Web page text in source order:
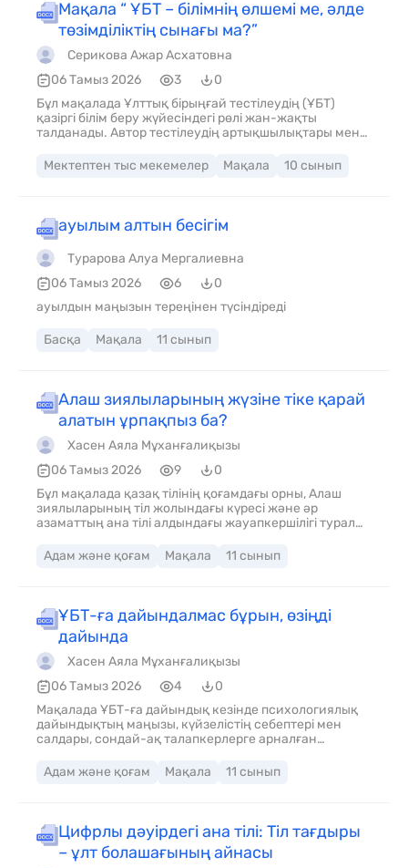
Мақала “ ҰБТ – білімнің өлшемі ме, әлде
төзімділіктің сынағы ма?”
Серикова Ажар Асхатовна
06 Тамыз 2026
3
0
Бұл мақалада Ұлттық бірыңғай тестілеудің (ҰБТ)
қазіргі білім беру жүйесіндегі рөлі жан-жақты
талданады. Автор тестілеудің артықшылықтары мен
оқушылардың психологиялық төзімділігін де
сынайтынын көрсетеді. Сонымен қатар, білімді
оқушыларына, талапкерлерге, ата-аналарға,
мұғалімдерге және білім беру саласына қызығушылық
танытатын оқырмандарға арналған. Ол оқырманға
ҰБТ-ға қатысты қалыптасқан көзқарасты жаңа
қырынан бағамдауға, тест нәтижесіне ғана емес,
білімнің шынайы мәні мен тұлғалық дамудың
маңызын түсінуге мүмкіндік береді. Сонымен қатар,
туралы ой қозғап, сындарлы пікір қалыптастыруға
Мектептен тыс мекемелер Мақала 10 сынып
ауылым алтын бесігім
Турарова Алуа Мергалиевна
06 Тамыз 2026
6
0
ауылдын маңызын тереңінен түсіндіреді
Басқа Мақала 11 сынып
Алаш зиялыларының жүзіне тіке қарай
алатын ұрпақпыз ба?
Хасен Аяла Мұханғалиқызы
06 Тамыз 2026
9
0
Бұл мақалада қазақ тілінің қоғамдағы орны, Алаш
зиялыларының тіл жолындағы күресі және әр
азаматтың ана тілі алдындағы жауапкершілігі туралы
күнделікті өмірде қазақ тілін қолдануға және ұлттық
құндылықтарды сақтауға үндейді.
Адам және қоғам Мақала 11 сынып
ҰБТ-ға дайындалмас бұрын, өзіңді
дайында
Хасен Аяла Мұханғалиқызы
06 Тамыз 2026
4
0
Мақалада ҰБТ-ға дайындық кезінде психологиялық
дайындықтың маңызы, күйзелістің себептері мен
салдары, сондай-ақ талапкерлерге арналған
Адам және қоғам
Мақала 11 сынып
Цифрлы дәуірдегі ана тілі: Тіл тағдыры
– ұлт болашағының айнасы